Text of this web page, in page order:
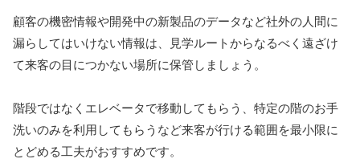
顧客の機密情報や開発中の新製品のデータなど社外の人間に
漏らしてはいけない情報は、見学ルートからなるべく遠ざけ
て来客の目につかない場所に保管しましょう。
階段ではなくエレベータで移動してもらう、特定の階のお手
洗いのみを利用してもらうなど来客が行ける範囲を最小限に
とどめる工夫がおすすめです。